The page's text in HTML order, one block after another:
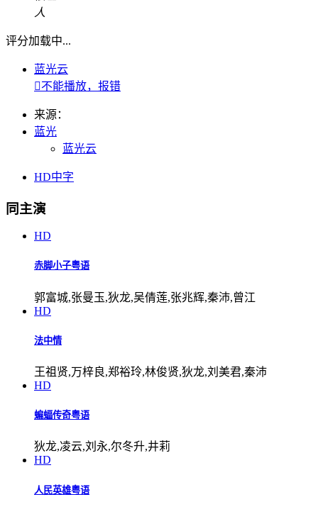
人
评分加载中...
蓝光云
不能播放，报错
来源：
蓝光
蓝光云
HD中字
同主演
HD
赤脚小子粤语
郭富城,张曼玉,狄龙,吴倩莲,张兆辉,秦沛,曾江
HD
法中情
王祖贤,万梓良,郑裕玲,林俊贤,狄龙,刘美君,秦沛
HD
蝙蝠传奇粤语
狄龙,凌云,刘永,尔冬升,井莉
HD
人民英雄粤语